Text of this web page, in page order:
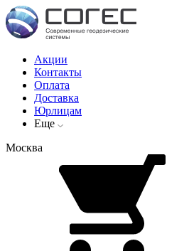
Акции
Контакты
Оплата
Доставка
Юрлицам
Еще
Москва